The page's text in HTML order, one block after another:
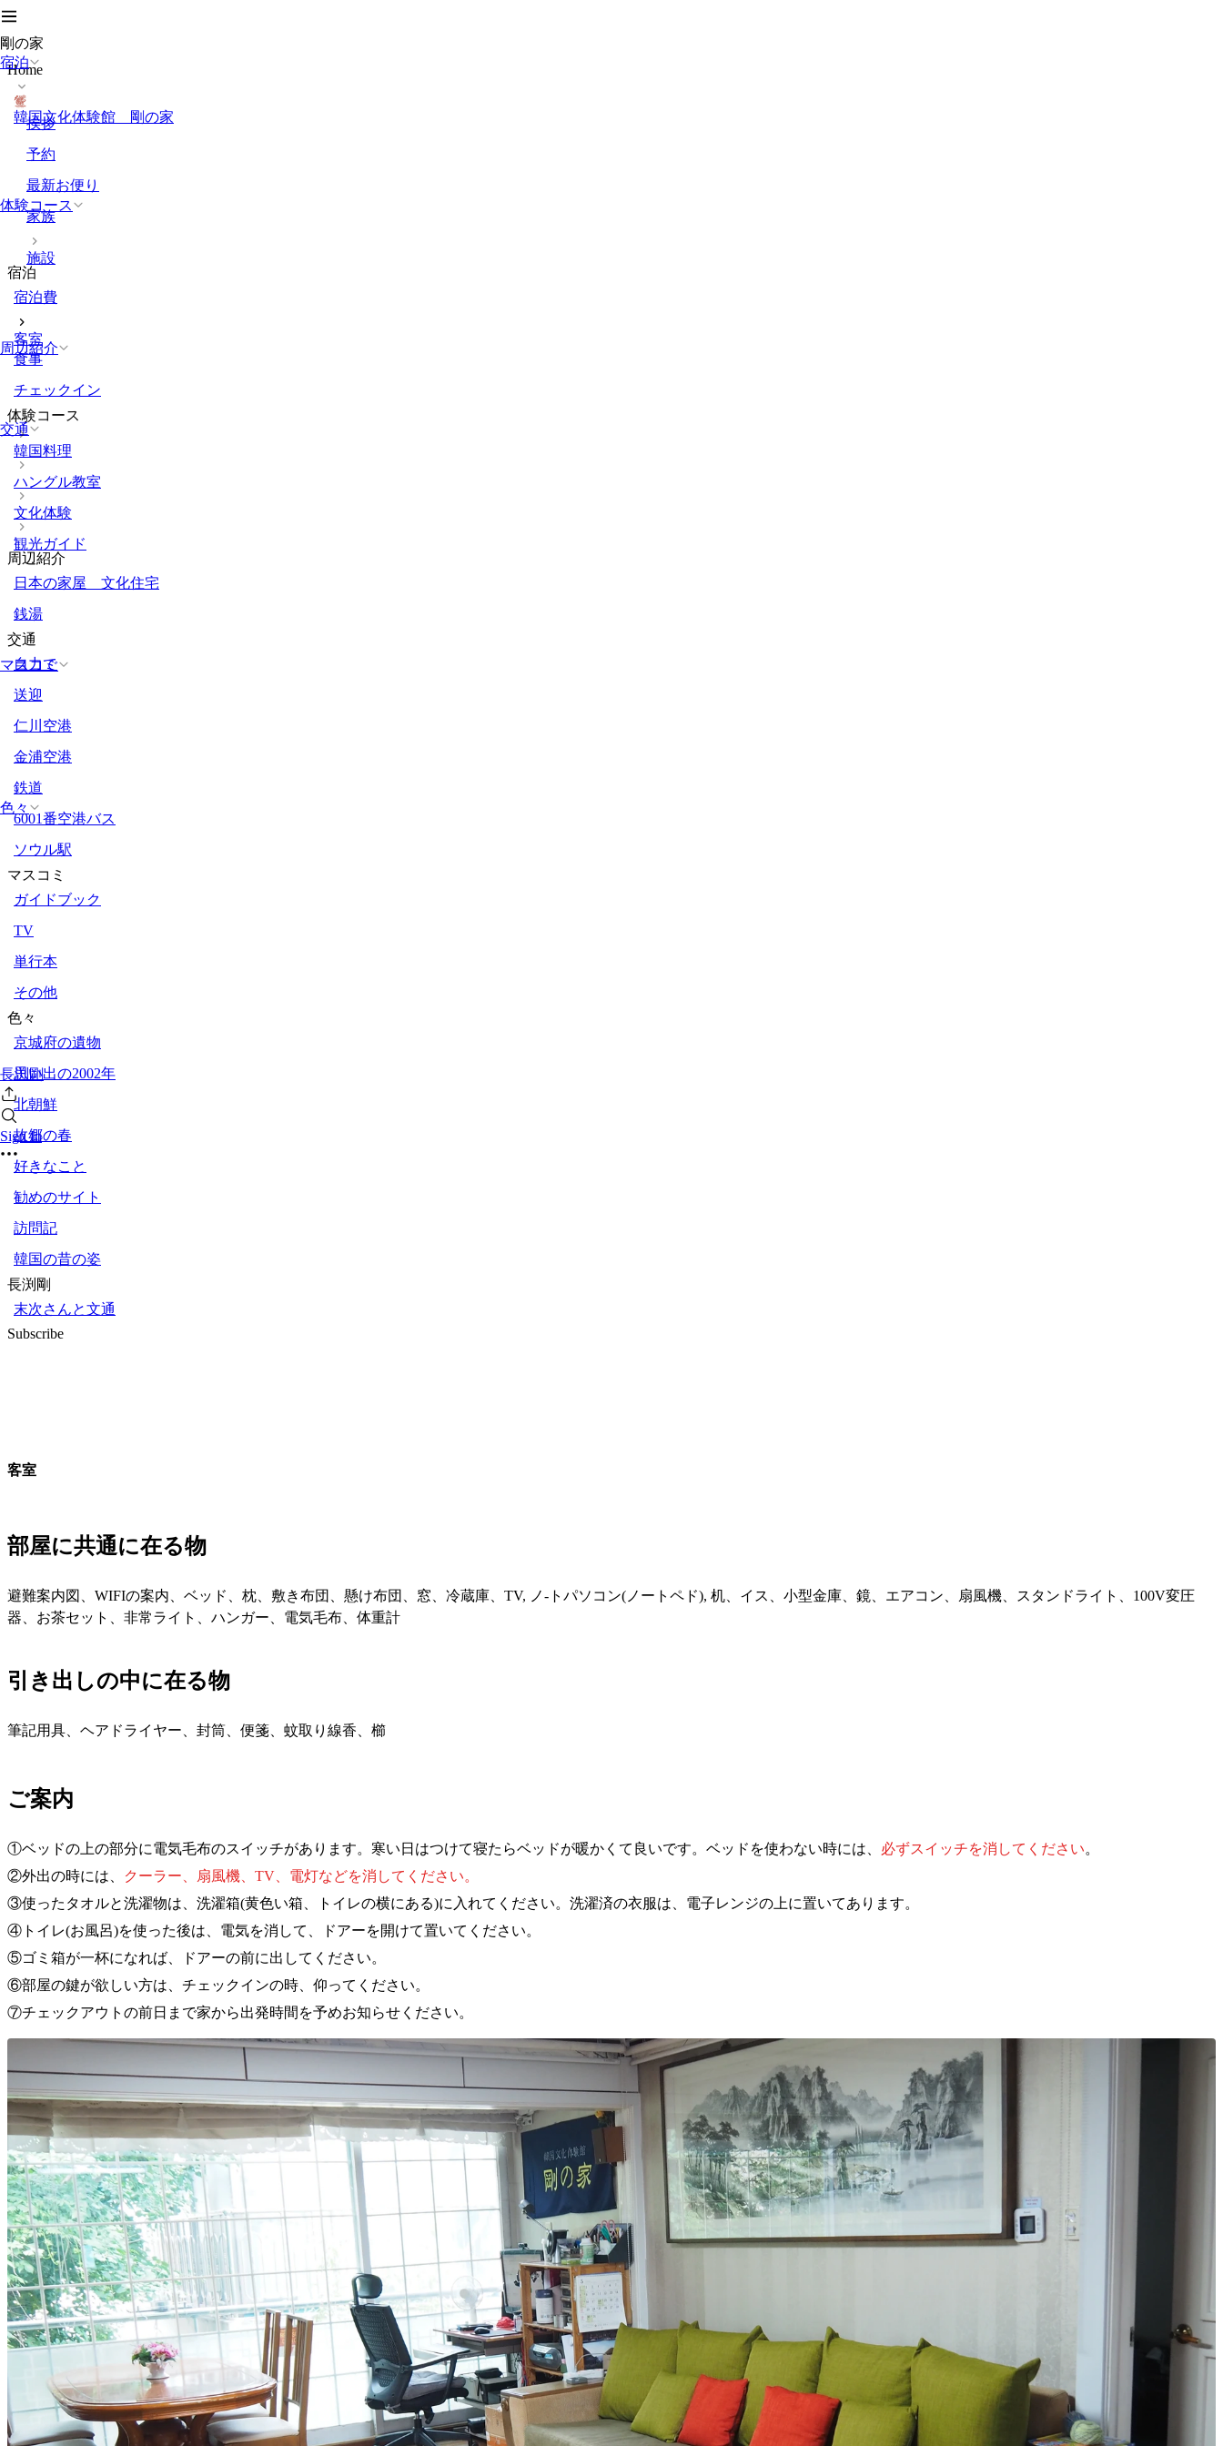
剛の家
宿泊
体験コース
周辺紹介
交通
マスコミ
色々
長渕剛
Sign In
Home
韓国文化体験館 剛の家
挨拶
予約
最新お便り
家族
施設
宿泊
宿泊費
客室
食事
チェックイン
体験コース
韓国料理
ハングル教室
文化体験
観光ガイド
周辺紹介
日本の家屋 文化住宅
銭湯
交通
自力で
送迎
仁川空港
金浦空港
鉄道
6001番空港バス
ソウル駅
マスコミ
ガイドブック
TV
単行本
その他
色々
京城府の遺物
思い出の2002年
北朝鮮
故郷の春
好きなこと
勧めのサイト
訪問記
韓国の昔の姿
長渕剛
末次さんと文通
Subscribe
客室
部屋に共通に在る物
避難案内図、WIFIの案内、ベッド、枕、敷き布団、懸け布団、窓、冷蔵庫、TV, ノ-トパソコン(ノートペド), 机、イス、小型金庫、鏡、エアコン、扇風機、スタンドライト、100V変圧
器、お茶セット、非常ライト、ハンガー、電気毛布、体重計
引き出しの中に在る物
筆記用具、ヘアドライヤー、封筒、便箋、蚊取り線香、櫛
ご案内
①ベッドの上の部分に電気毛布のスイッチがあります。寒い日はつけて寝たらベッドが暖かくて良いです。ベッドを使わない時には、 必ずスイッチを消してください。
②外出の時には、
クーラー、扇風機、TV、電灯などを消してください。
③使ったタオルと洗濯物は、洗濯箱(黄色い箱、トイレの横にある)に入れてください。洗濯済の衣服は、電子レンジの上に置いてあります。
④トイレ(お風呂)を使った後は、電気を消して、ドアーを開けて置いてください。
⑤ゴミ箱が一杯になれば、ドアーの前に出してください。
⑥部屋の鍵が欲しい方は、チェックインの時、仰ってください。
⑦チェックアウトの前日まで家から出発時間を予めお知らせください。